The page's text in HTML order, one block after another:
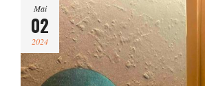
Mai
02
2024